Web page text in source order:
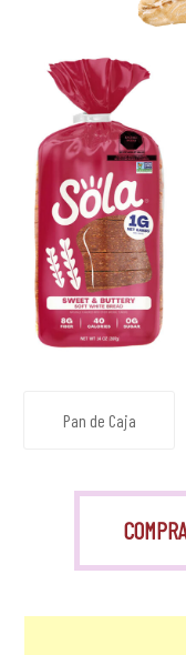
Pan de Caja